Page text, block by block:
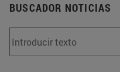
BUSCADOR NOTICIAS